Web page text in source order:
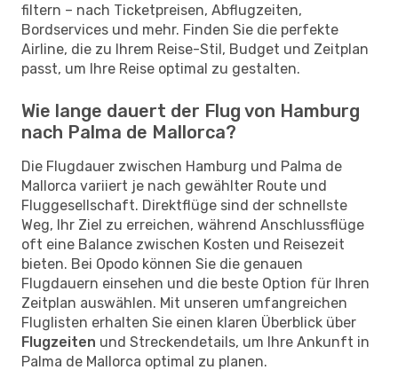
filtern – nach Ticketpreisen, Abflugzeiten,
Bordservices und mehr. Finden Sie die perfekte
Airline, die zu Ihrem Reise-Stil, Budget und Zeitplan
passt, um Ihre Reise optimal zu gestalten.
Wie lange dauert der Flug von Hamburg
nach Palma de Mallorca?
Die Flugdauer zwischen Hamburg und Palma de
Mallorca variiert je nach gewählter Route und
Fluggesellschaft. Direktflüge sind der schnellste
Weg, Ihr Ziel zu erreichen, während Anschlussflüge
oft eine Balance zwischen Kosten und Reisezeit
bieten. Bei Opodo können Sie die genauen
Flugdauern einsehen und die beste Option für Ihren
Zeitplan auswählen. Mit unseren umfangreichen
Fluglisten erhalten Sie einen klaren Überblick über
Flugzeiten und Streckendetails, um Ihre Ankunft in
Palma de Mallorca optimal zu planen.